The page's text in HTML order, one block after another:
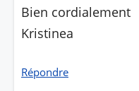
Bien cordialement
Kristinea
Répondre